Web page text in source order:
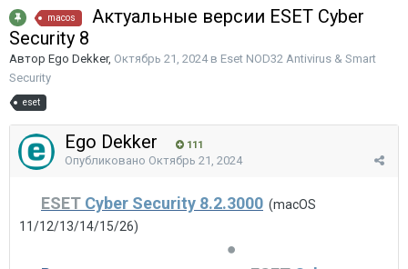
macos
Актуальные версии ESET Cyber
Security 8
Автор Ego Dekker, Октябрь 21, 2024в Eset NOD32 Antivirus & Smart
Security
eset
Ego Dekker 111
Опубликовано Октябрь 21, 2024
ESET Cyber Security 8.2.3000 (macOS
11/12/13/14/15/26)
●